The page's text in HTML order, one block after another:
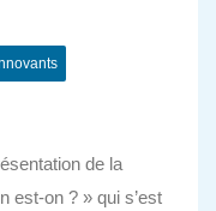
de la
est-on ? » qui s’est